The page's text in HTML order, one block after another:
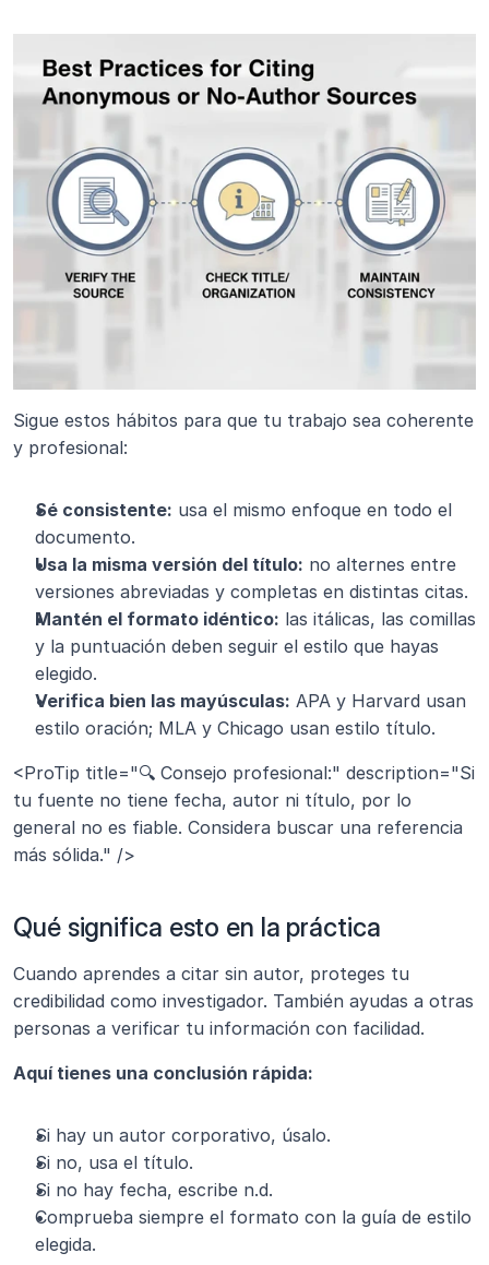
Sigue estos hábitos para que tu trabajo sea coherente
y profesional:
Sé consistente: usa el mismo enfoque en todo el
documento.
Usa la misma versión del título: no alternes entre
versiones abreviadas y completas en distintas citas.
Mantén el formato idéntico: las itálicas, las comillas
y la puntuación deben seguir el estilo que hayas
elegido.
Verifica bien las mayúsculas: APA y Harvard usan
estilo oración; MLA y Chicago usan estilo título.
<ProTip title="🔍 Consejo profesional:" description="Si
tu fuente no tiene fecha, autor ni título, por lo
general no es fiable. Considera buscar una referencia
más sólida." />
Qué significa esto en la práctica
Cuando aprendes a citar sin autor, proteges tu
credibilidad como investigador. También ayudas a otras
personas a verificar tu información con facilidad.
Aquí tienes una conclusión rápida:
Si hay un autor corporativo, úsalo.
Si no, usa el título.
Si no hay fecha, escribe n.d.
Comprueba siempre el formato con la guía de estilo
elegida.